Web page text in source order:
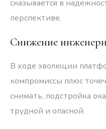
сказывается в
перспективе.
Снижение
В ходе эволюции
компромиссы плюс
снимать, подстройка
трудной и опасной.